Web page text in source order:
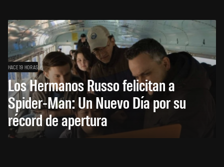
HACE 19 HORAS
Los Hermanos Russo felicitan a
Spider-Man: Un Nuevo Día por su
récord de apertura